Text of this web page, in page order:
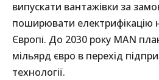
випускати вантажівки за
поширювати електрифікацію
Європі. До 2030 року MAN
мільярд євро в перехід
технології.